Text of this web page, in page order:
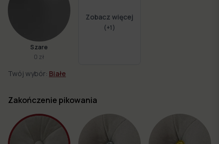
Szare
0 zł
Zobacz więcej
(+1)
Twój wybór: Białe
Zakończenie pikowania